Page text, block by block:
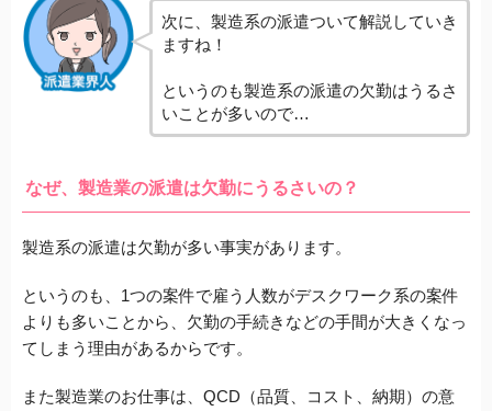
次に、製造系の派遣ついて解説していき
ますね！
というのも製造系の派遣の欠勤はうるさ
いことが多いので…
なぜ、製造業の派遣は欠勤にうるさいの？
製造系の派遣は欠勤が多い事実があります。
というのも、1つの案件で雇う人数がデスクワーク系の案件
よりも多いことから、欠勤の手続きなどの手間が大きくなっ
てしまう理由があるからです。
また製造業のお仕事は、QCD（品質、コスト、納期）の意